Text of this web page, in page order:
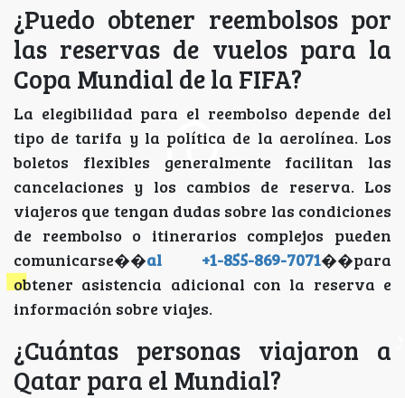
¿Puedo obtener reembolsos por
las reservas de vuelos para la
Copa Mundial de la FIFA?
La elegibilidad para el reembolso depende del
tipo de tarifa y la política de la aerolínea. Los
boletos flexibles generalmente facilitan las
cancelaciones y los cambios de reserva. Los
viajeros que tengan dudas sobre las condiciones
de reembolso o itinerarios complejos pueden
comunicarse��al +1-855-869-7071��para
obtener asistencia adicional con la reserva e
información sobre viajes.
¿Cuántas personas viajaron a
Qatar para el Mundial?